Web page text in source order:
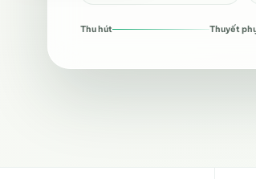
Thu hút Thuyết